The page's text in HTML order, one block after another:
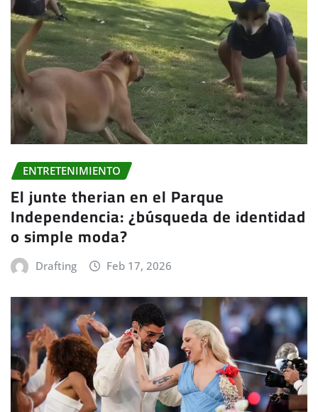
ENTRETENIMIENTO
El junte therian en el Parque
Independencia: ¿búsqueda de identidad
o simple moda?
Drafting Feb 17, 2026